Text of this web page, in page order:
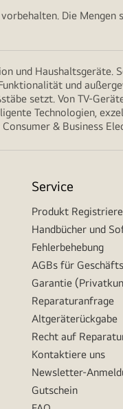
Die Mengen
und Haushaltsgeräte.
und
setzt. Von TV-
Technologien,
& Business
Service
Produkt
Handbücher und
Fehlerbehebung
AGBs für
Garantie
Reparaturanfrage
Altgeräterückgabe
Recht auf
Kontaktiere uns
Newsletter-
Gutschein